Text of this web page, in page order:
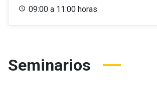
09:00 a 11:00 horas
Seminarios